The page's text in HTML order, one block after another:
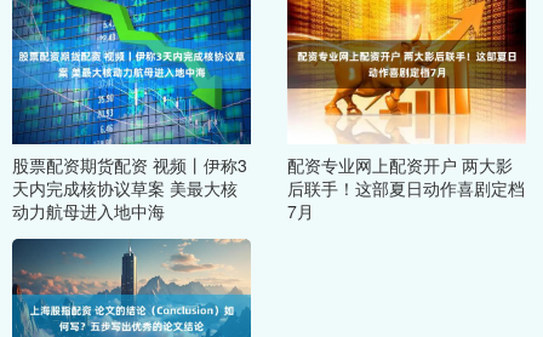
股票配资期货配资 视频丨伊称3
天内完成核协议草案 美最大核
动力航母进入地中海
配资专业网上配资开户 两大影
后联手！这部夏日动作喜剧定档
7月